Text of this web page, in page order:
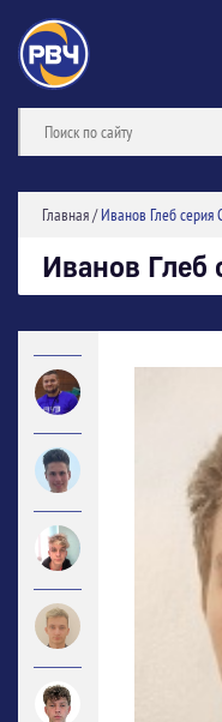
Главная/Иванов Глеб серия
Иванов Глеб